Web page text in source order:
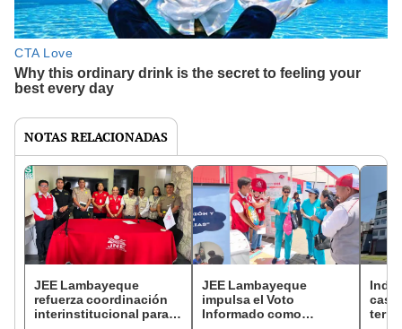
NOTAS RELACIONADAS
JEE Lambayeque
refuerza coordinación
interinstitucional para
JEE Lambayeque
impulsa el Voto
Informado como